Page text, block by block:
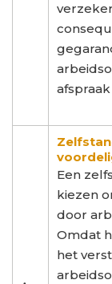
Een
kiezen
door
Omdat
het